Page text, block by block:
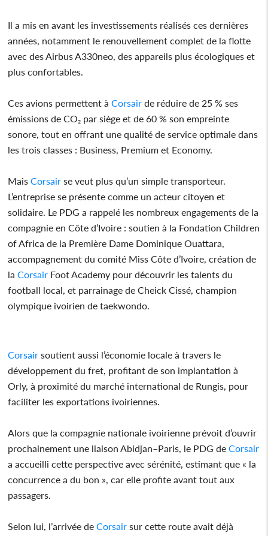
Il a mis en avant les investissements réalisés ces dernières
années, notamment le renouvellement complet de la flotte
avec des Airbus A330neo, des appareils plus écologiques et
plus confortables.
Ces avions permettent àCorsair de réduire de 25 % ses
émissions de CO₂ par siège et de 60 % son empreinte
sonore, tout en offrant une qualité de service optimale dans
les trois classes : Business, Premium et Economy.
MaisCorsair se veut plus qu’un simple transporteur.
L’entreprise se présente comme un acteur citoyen et
solidaire. Le PDG a rappelé les nombreux engagements de la
compagnie en Côte d’Ivoire : soutien à la Fondation Children
of Africa de la Première Dame Dominique Ouattara,
accompagnement du comité Miss Côte d’Ivoire, création de
laCorsair Foot Academy pour découvrir les talents du
football local, et parrainage de Cheick Cissé, champion
olympique ivoirien de taekwondo.
Corsair soutient aussi l’économie locale à travers le
développement du fret, profitant de son implantation à
Orly, à proximité du marché international de Rungis, pour
faciliter les exportations ivoiriennes.
Alors que la compagnie nationale ivoirienne prévoit d’ouvrir
prochainement une liaison Abidjan–Paris, le PDG deCorsair
a accueilli cette perspective avec sérénité, estimant que « la
concurrence a du bon », car elle profite avant tout aux
passagers.
Selon lui, l’arrivée deCorsair sur cette route avait déjà